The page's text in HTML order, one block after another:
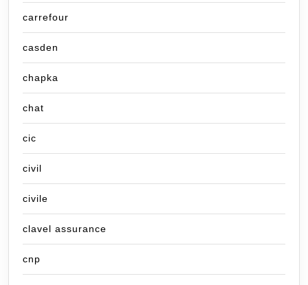
carrefour
casden
chapka
chat
cic
civil
civile
clavel assurance
cnp